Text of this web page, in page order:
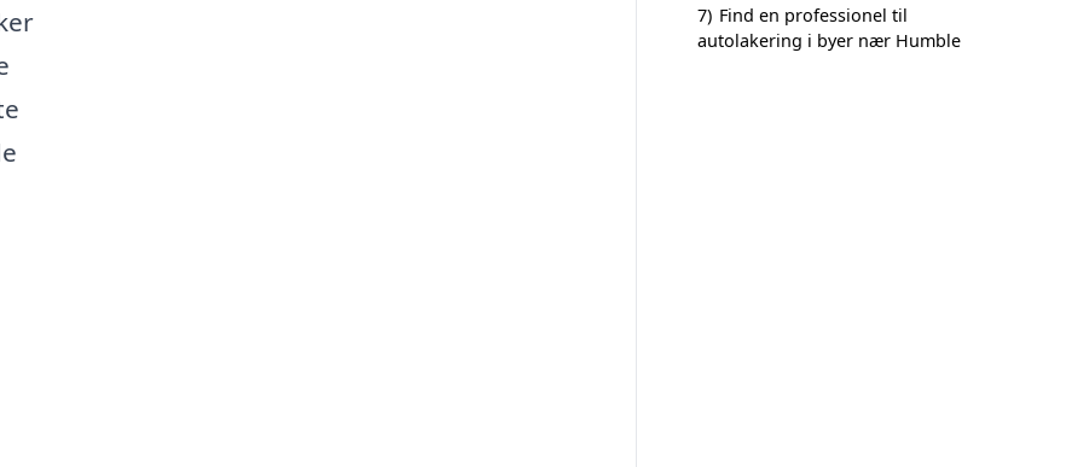
7) Find en professionel til
autolakering i byer nær Humble